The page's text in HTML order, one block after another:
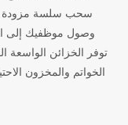
سحب سلسة مزودة
وصول موظفيك إلى
توفر الخزائن الواسعة
الخواتم والمخزون